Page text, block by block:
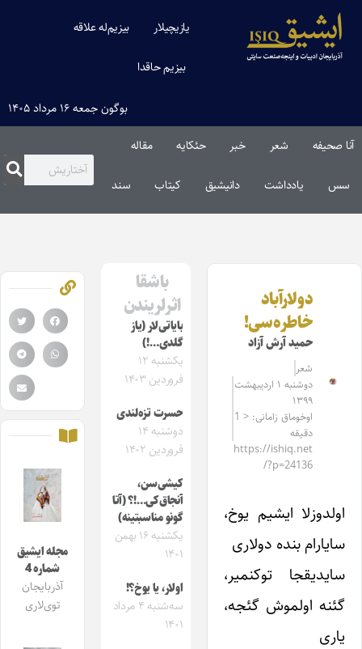
یازیچیلار بیزیم‌له علاقه
بیزیم حاقدا
بوگون جمعه ۱۶ مرداد ۱۴۰۵
آنا صحیفه شعر خبر حئکایه مقاله‌
سس یادداشت دانیشیق کیتاب سند
دولارآباد
خاطره‌سی!
حمید آرش آزاد
شعر
دوشنبه ۱ اردیبهشت
۱۳۹۹
اوخوماق زامانی: < 1
دقیقه
https://ishiq.net
/?p=24136
اولدوزلا ایشیم یوخ،
سایارام بنده دولاری
سایدیقجا توکنمیر،
گئنه اولموش گئجه،
یاری
باشقا
اثرلریندن
بایاتی‌لار (یاز
گلدی…!)
یکشنبه ۱۲
فروردین ۱۴۰۳
حسرت تزه‌لندی
دوشنبه ۱۴
فروردین ۱۴۰۲
کیشی‌سن،
آنجاق‌کی…!؟ (آتا
گونو مناسبتینه)
یکشنبه ۱۶ بهمن
۱۴۰۱
اولار، یا یوخ؟!
سه‌شنبه ۴ مرداد
۱۴۰۱
مجله ایشیق
شماره 4
آذربایجان
توی‌لاری